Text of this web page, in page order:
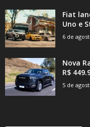
Fiat
Uno e
6 de
Nova
R$
5 de